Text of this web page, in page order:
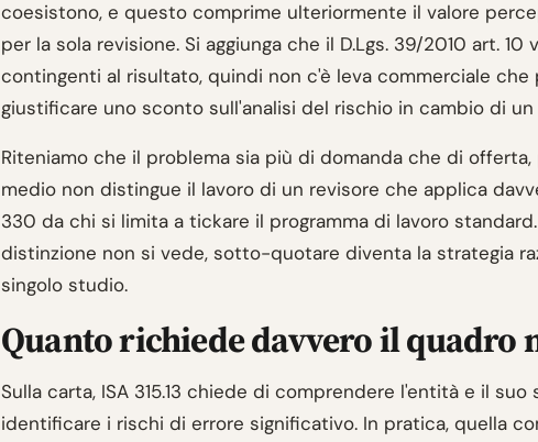
coesistono, e questo comprime ulteriormente il valore
per la sola revisione. Si aggiunga che il D.Lgs. 39/2010 art. 10
contingenti al risultato, quindi non c'è leva commerciale che
giustificare uno sconto sull'analisi del rischio in cambio di
Riteniamo che il problema sia più di domanda che di
medio non distingue il lavoro di un revisore che applica
330 da chi si limita a tickare il programma di lavoro
distinzione non si vede, sotto-quotare diventa la strategia
singolo studio.
Quanto richiede davvero il quadro
Sulla carta, ISA 315.13 chiede di comprendere l'entità e il
identificare i rischi di errore significativo. In pratica, quella